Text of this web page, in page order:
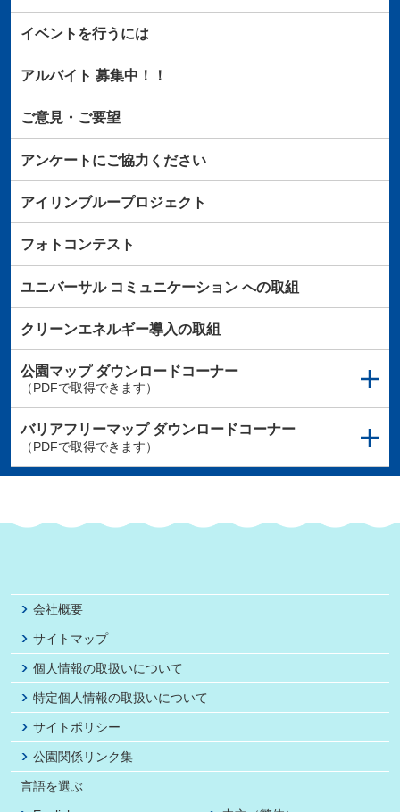
イベントを行うには
アルバイト 募集中！！
ご意見・ご要望
アンケートにご協力ください
アイリンブループロジェクト
フォトコンテスト
ユニバーサルコミュニケーションへの取組
クリーンエネルギー導入の取組
公園マップダウンロードコーナー
（PDFで取得できます）
バリアフリーマップダウンロードコーナー
（PDFで取得できます）
会社概要
サイトマップ
個人情報の取扱いについて
特定個人情報の取扱いについて
サイトポリシー
公園関係リンク集
言語を選ぶ